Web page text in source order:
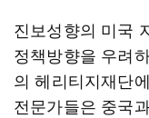
진보성향의 미국
정책방향을 우려
의 헤리티지재단
전문가들은 중국